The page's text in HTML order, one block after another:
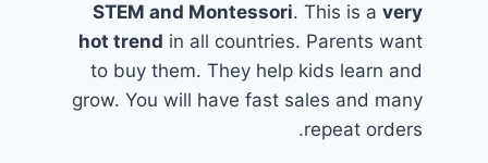
STEM and Montessori. This is a very
hot trend in all countries. Parents want
to buy them. They help kids learn and
grow. You will have fast sales and many
repeat orders.